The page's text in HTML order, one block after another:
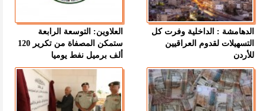
الدهامشة : الداخلية وفرت كل
التسهيلات لقدوم العراقيين
للأردن
العلاوين: التوسعة الرابعة
ستمكن المصفاة من تكرير 120
ألف برميل نفط يوميا